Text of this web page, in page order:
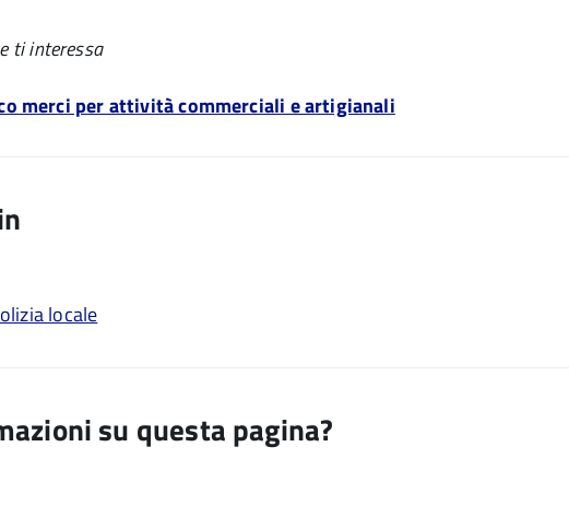
ti interessa
merci per attività commerciali e artigianali
locale
su questa pagina?